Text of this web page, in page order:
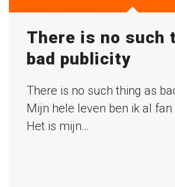
There is no such
bad publicity
There is no such thing as
Mijn hele leven ben ik al fan
Het is mijn…